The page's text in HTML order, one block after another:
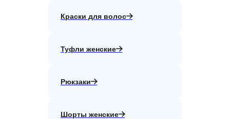
Краски для волос
Туфли женские
Рюкзаки
Шорты женские